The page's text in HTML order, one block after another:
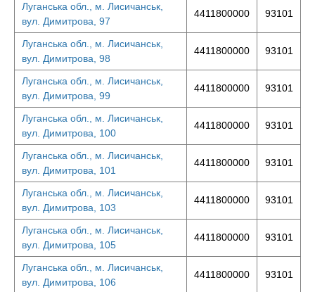
Луганська обл., м. Лисичанськ,
вул. Димитрова, 97
4411800000 93101
Луганська обл., м. Лисичанськ,
вул. Димитрова, 98
4411800000 93101
Луганська обл., м. Лисичанськ,
вул. Димитрова, 99
4411800000 93101
Луганська обл., м. Лисичанськ,
вул. Димитрова, 100
4411800000 93101
Луганська обл., м. Лисичанськ,
вул. Димитрова, 101
4411800000 93101
Луганська обл., м. Лисичанськ,
вул. Димитрова, 103
4411800000 93101
Луганська обл., м. Лисичанськ,
вул. Димитрова, 105
4411800000 93101
Луганська обл., м. Лисичанськ,
вул. Димитрова, 106
4411800000 93101